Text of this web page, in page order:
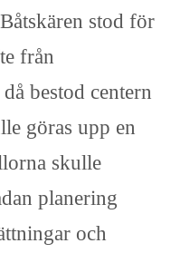
stod för
från
bestod centern
göras upp en
skulle
planering
och